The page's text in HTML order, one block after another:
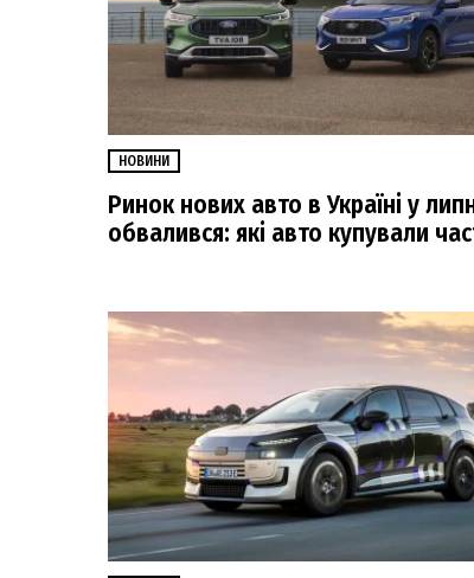
НОВИНИ
Ринок нових авто в Україні у
обвалився: які авто купували